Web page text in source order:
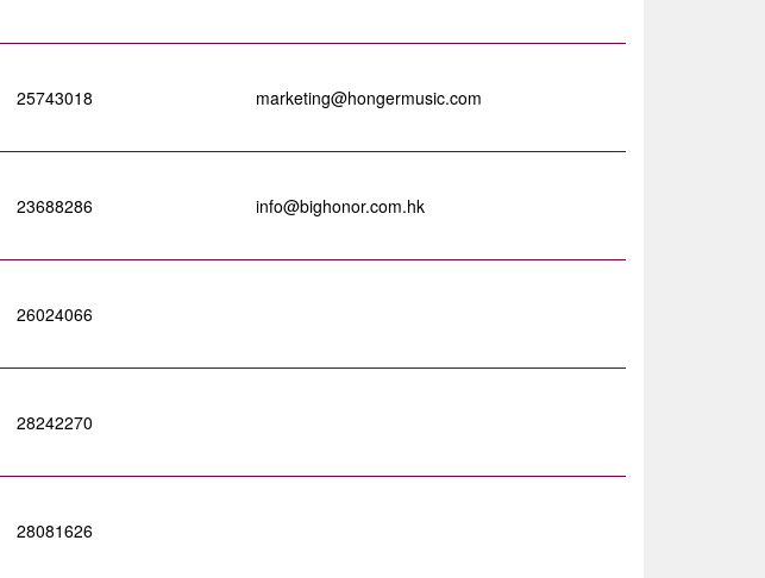
25743018 marketing@hongermusic.com
23688286 info@bighonor.com.hk
26024066
28242270
28081626